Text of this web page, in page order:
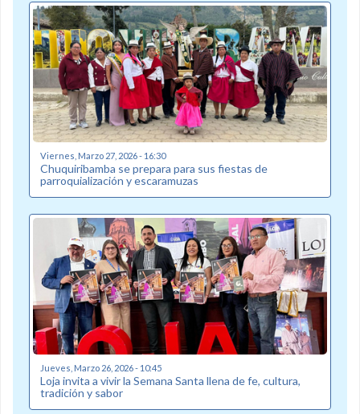
Viernes, Marzo 27, 2026 - 16:30
Chuquiribamba se prepara para sus fiestas de
parroquialización y escaramuzas
Jueves, Marzo 26, 2026 - 10:45
Loja invita a vivir la Semana Santa llena de fe, cultura,
tradición y sabor